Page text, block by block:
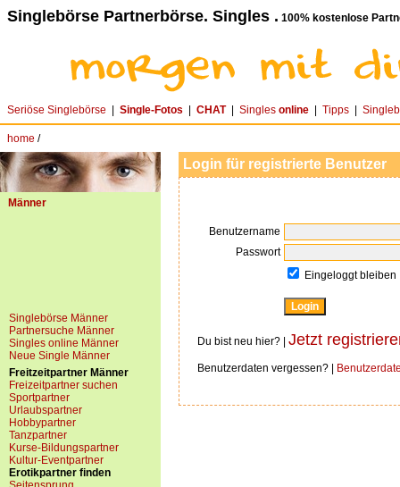
Singlebörse Partnerbörse. Singles . 100% kostenlose
Seriöse Singlebörse Single-Fotos CHAT| Singles online Tipps
home /
Männer
Singlebörse Männer
Partnersuche Männer
Singles online Männer
Neue Single Männer
Freitzeitpartner Männer
Freizeitpartner suchen
Sportpartner
Urlaubspartner
Hobbypartner
Tanzpartner
Kurse-Bildungspartner
Kultur-Eventpartner
Erotikpartner finden
Login für registrierte Benutzer
Benutzername
Passwort
Eingeloggt bleiben
Du bist neu hier? | Jetzt
Benutzerdaten vergessen? |